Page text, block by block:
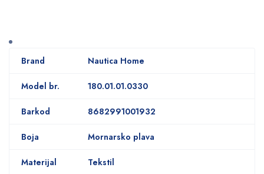
Brand Nautica Home
Model br. 180.01.01.0330
Barkod 8682991001932
Boja Mornarsko plava
Materijal Tekstil